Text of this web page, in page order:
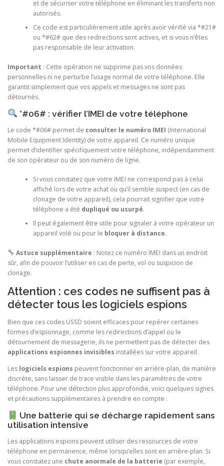
et de sécuriser votre téléphone en éliminant les transferts non
autorisés.
Ce code est particulièrement utile après avoir vérifié via *#21#
ou *#62# que des redirections sont actives, et si vous n’êtes
pas responsable de leur activation.
Important : Cette opération ne supprime pas vos données
personnelles ni ne perturbe l’usage normal de votre téléphone. Elle
garantit simplement que vos appels et messages ne sont pas
détournés.
*#06# : vérifier l’IMEI de votre téléphone
Le code *#06# permet de consulter le numéro IMEI (International
Mobile Equipment Identity) de votre appareil. Ce numéro unique
permet d’identifier spécifiquement votre téléphone, indépendamment
de son opérateur ou de son numéro de ligne.
Si vous constatez que votre IMEI ne correspond pas à celui
affiché lors de votre achat ou qu’il semble suspect (en cas de
clonage de votre appareil), cela pourrait signifier que votre
téléphone a été dupliqué ou usurpé.
Il peut également être utile pour signaler à votre opérateur un
appareil volé ou pour le bloquer à distance.
Astuce supplémentaire : Notez ce numéro IMEI dans un endroit
sûr, afin de pouvoir l’utiliser en cas de perte, vol ou suspicion de
clonage.
Attention : ces codes ne suffisent pas à
détecter tous les logiciels espions
Bien que ces codes USSD soient efficaces pour repérer certaines
formes d’espionnage, comme les redirections d’appel ou le
détournement de messagerie, ils ne permettent pas de détecter des
applications espionnes invisibles installées sur votre appareil.
Les logiciels espions peuvent fonctionner en arrière-plan, de manière
discrète, sans laisser de trace visible dans les paramètres de votre
téléphone. Pour une détection plus approfondie, voici quelques signes
et précautions supplémentaires à prendre en compte :
Une batterie qui se décharge rapidement sans
utilisation intensive
Les applications espions peuvent utiliser des ressources de votre
téléphone en permanence, même lorsqu’elles sont en arrière-plan. Si
vous constatez une chute anormale de la batterie (par exemple,